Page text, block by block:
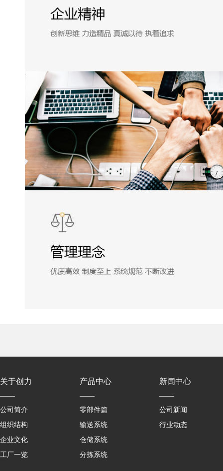
关于创力
公司简介
组织结构
企业文化
工厂一览
产品中心
零部件篇
输送系统
仓储系统
分拣系统
新闻中心
公司新闻
行业动态